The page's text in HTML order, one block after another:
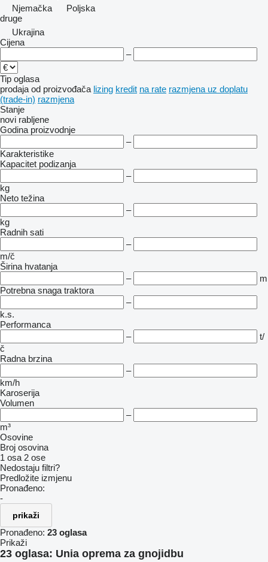
Njemačka
Poljska
druge
Ukrajina
Cijena
–
Tip oglasa
prodaja od proizvođača lizing kredit na rate razmjena uz doplatu
(trade-in) razmjena
Stanje
novi rabljene
Godina proizvodnje
–
Karakteristike
Kapacitet podizanja
–
kg
Neto težina
–
kg
Radnih sati
–
m/č
Širina hvatanja
–
m
Potrebna snaga traktora
–
k.s.
Performanca
–
t/
č
Radna brzina
–
km/h
Karoserija
Volumen
–
m³
Osovine
Broj osovina
1 osa 2 ose
Nedostaju filtri?
Predložite izmjenu
Pronađeno:
-
prikaži
Pronađeno: 23 oglasa
Prikaži
23 oglasa: Unia oprema za gnojidbu